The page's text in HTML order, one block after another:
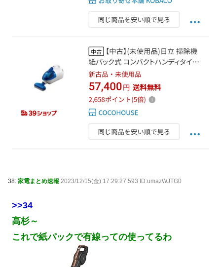
38: 家電まとめ速報 2023/12/15(金) 17:29:27.593 ID:umazWJTG0
>>34
高杉～
これで紙パックで有線っての使ってるわ